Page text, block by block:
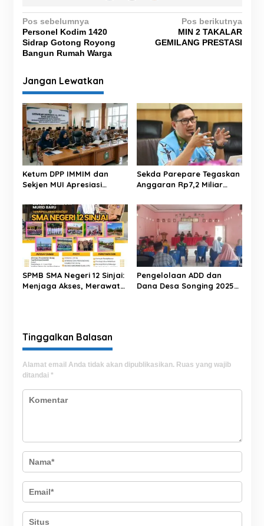
N
a
v
i
g
a
s
i
p
o
s
Pos sebelumnya
Personel Kodim 1420
Sidrap Gotong Royong
Bangun Rumah Warga
Pos berikutnya
MIN 2 TAKALAR
GEMILANG PRESTASI
Jangan Lewatkan
Ketum DPP IMMIM dan
Sekjen MUI Apresiasi
ASN Parepare
Sekda Parepare Tegaskan
Anggaran Rp7,2 Miliar
Kota, Tapi Pelayanan
Tamu dan Rapat Pemkot
SPMB SMA Negeri 12 Sinjai:
Menjaga Akses, Merawat
Pengelolaan ADD dan
Dana Desa Songing 2025
Tinggalkan Balasan
Alamat email Anda tidak akan dipublikasikan. Ruas yang wajib
ditandai *